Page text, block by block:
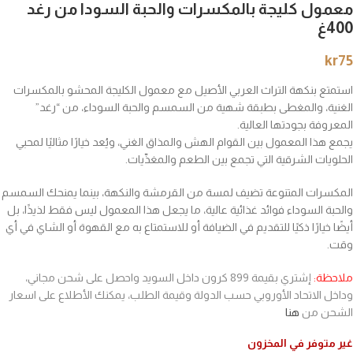
معمول كليجة بالمكسرات والحبة السودا من رغد
400غ
kr75
استمتع بنكهة التراث العربي الأصيل مع معمول الكليجة المحشو بالمكسرات
الغنية، والمغطى بطبقة شهية من السمسم والحبة السوداء، من “رغد”
المعروفة بجودتها العالية.
يجمع هذا المعمول بين القوام الهش والمذاق الغني، ويُعد خيارًا مثاليًا لمحبي
الحلويات الشرقية التي تجمع بين الطعم والمغذّيات.
المكسرات المتنوعة تضيف لمسة من القرمشة والنكهة، بينما يمنحك السمسم
والحبة السوداء فوائد غذائية عالية، ما يجعل هذا المعمول ليس فقط لذيذًا، بل
أيضًا خيارًا ذكيًا للتقديم في الضيافة أو للاستمتاع به مع القهوة أو الشاي في أي
وقت.
ملاحظة:
إشتري بقيمة 899 كرون داخل السويد واحصل على شحن مجاني،
وداخل الاتحاد الأوروبي حسب الدولة وقيمة الطلب، يمكنك الأطلاع على اسعار
الشحن من هنا
غير متوفر في المخزون